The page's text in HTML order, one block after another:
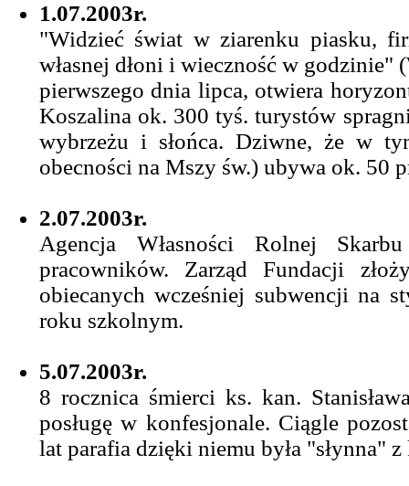
1.07.2003r.
"Widzieć świat w ziarenku piasku,
własnej dłoni i wieczność w
pierwszego dnia lipca, otwiera
Koszalina ok. 300 tyś. turystów
wybrzeżu i słońca. Dziwne, że w
obecności na Mszy św.) ubywa ok. 50
2.07.2003r.
Agencja Własności Rolnej
pracowników. Zarząd Fundacji
obiecanych wcześniej subwencji na
roku szkolnym.
5.07.2003r.
8 rocznica śmierci ks. kan.
posługę w konfesjonale. Ciągle
lat parafia dzięki niemu była "słynna" z